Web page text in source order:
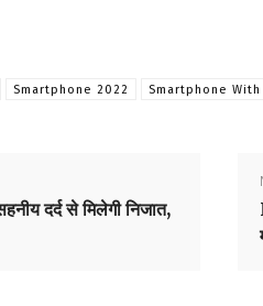
Smartphone 2022 Smartphone
दर्द से मिलेगी निजात,